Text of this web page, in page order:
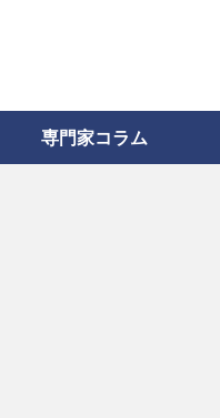
専門家コラム